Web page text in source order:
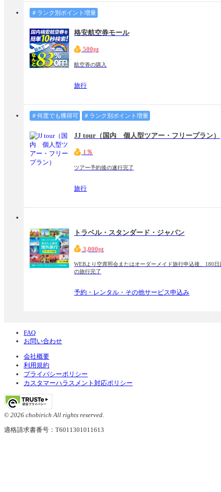
＃ランク別ポイント増量
格安航空券モール
500pt
航空券の購入
旅行
＃何度でも獲得可 ＃ランク別ポイント増量
JJ tour（国内 個人型ツアー・フリープラン）
1％
ツアー予約後の遂行完了
旅行
トラベル・スタンダード・ジャパン
3,000pt
WEBより空席照会またはオーダーメイド旅行申込後、180日
の旅行完了
予約・レンタル・その他サービス申込み
FAQ
お問い合わせ
会社概要
利用規約
プライバシーポリシー
カスタマーハラスメント対応ポリシー
© 2026 chobirich All rights reserved.
適格請求書番号：T6011301011613